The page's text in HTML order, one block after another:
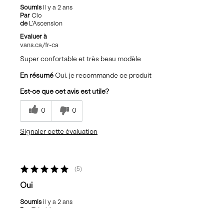
Soumisil y a 2 ans
Par Clo
de L'Ascension
Evaluer à
vans.ca/fr-ca
Super confortable et très beau modèle
En résumé Oui, je recommande ce produit
Est-ce que cet avis est utile?
0 0
Signaler cette évaluation
5
Oui
Soumisil y a 2 ans